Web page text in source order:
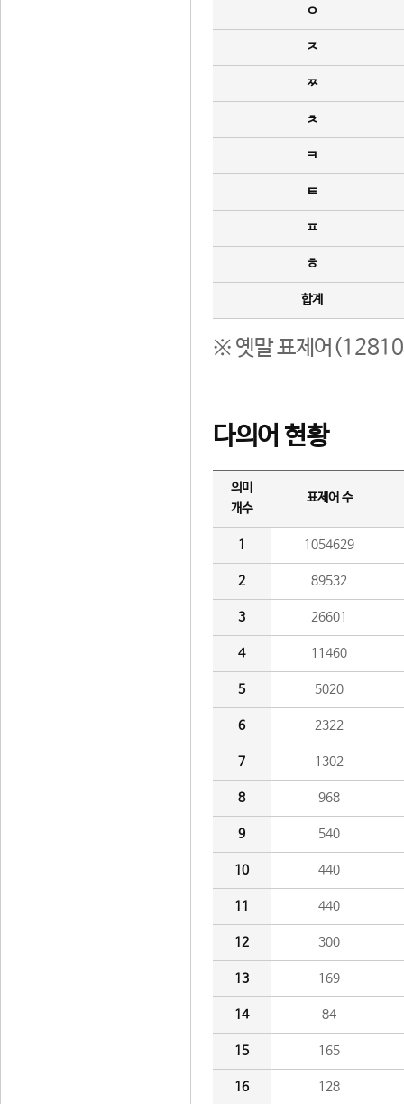
ㅇ
ㅈ
ㅉ
ㅊ
ㅋ
ㅌ
ㅍ
ㅎ
합계
※ 옛말 표제어(12810
다의어 현황
의미
개수
표제어 수
1 1054629
2 89532
3 26601
4 11460
5 5020
6 2322
7 1302
8 968
9 540
10 440
11 440
12 300
13 169
14 84
15 165
16 128